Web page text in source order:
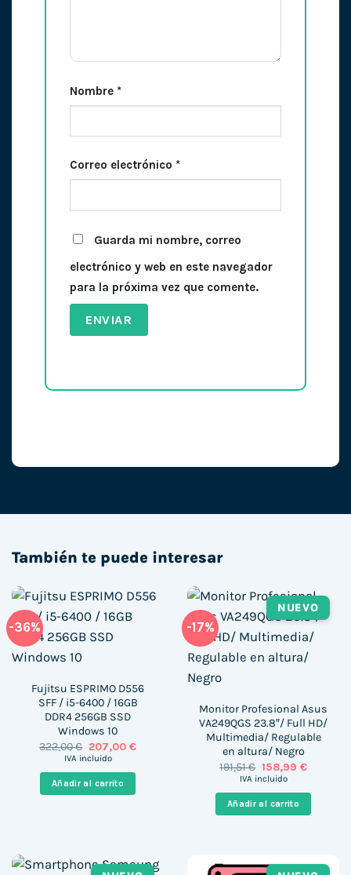
Nombre *
Correo electrónico *
Guarda mi nombre, correo
electrónico y web en este navegador
para la próxima vez que comente.
También te puede interesar
-36%
Fujitsu ESPRIMO D556
SFF / i5-6400 / 16GB
DDR4 256GB SSD
Windows 10
322,00€ El
precio
era:
322,00 €.
207,00 €El
es:
207,00 €.
IVA incluido
Añadir al carrito
-17%
NUEVO
Monitor Profesional Asus
VA249QGS 23.8″/ Full HD/
Multimedia/ Regulable
en altura/ Negro
191,51€ El
precio
era:
191,51 €.
158,99 €El
es:
158,99 €.
IVA incluido
Añadir al carrito